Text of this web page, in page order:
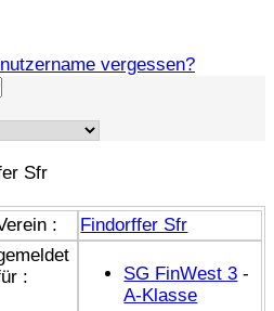
vergessen?
Sfr
:
Findorffer Sfr
:
SG FinWest 3 -
A-Klasse